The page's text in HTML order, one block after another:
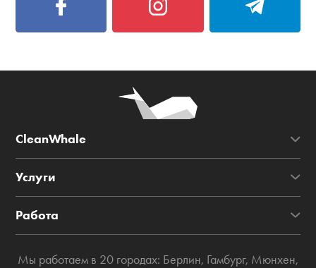
CleanWhale
Услуги
Работа
Мы работаем в 20 городах: Берлин, Гамбург, Мюнхен,